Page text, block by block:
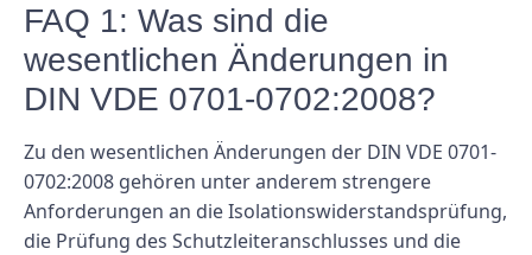
FAQ 1: Was sind die
wesentlichen Änderungen in
DIN VDE 0701-0702:2008?
Zu den wesentlichen Änderungen der DIN VDE 0701-
0702:2008 gehören unter anderem strengere
Anforderungen an die Isolationswiderstandsprüfung,
die Prüfung des Schutzleiteranschlusses und die